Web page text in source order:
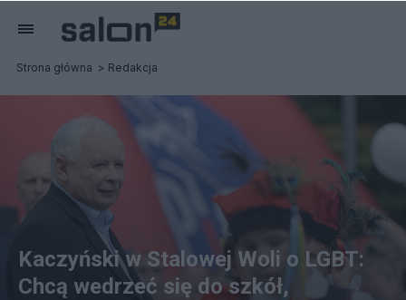
Strona główna Redakcja
Kaczyński w Stalowej Woli o LGBT:
Chcą wedrzeć się do szkół,